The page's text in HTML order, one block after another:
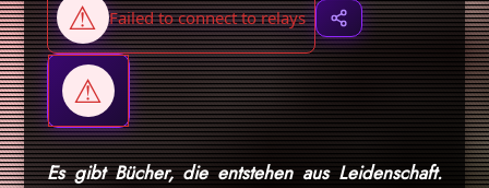
Es gibt Bücher, die entstehen aus Leidenschaft.